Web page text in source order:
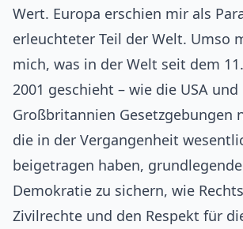
Wert. Europa erschien mir als
erleuchteter Teil der Welt. Umso
mich, was in der Welt seit dem
2001 geschieht – wie die USA und
Großbritannien Gesetzgebungen
die in der Vergangenheit
beigetragen haben,
Demokratie zu sichern, wie
Zivilrechte und den Respekt für